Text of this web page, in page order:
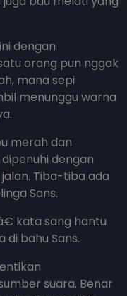
dengan
orang pun nggak
mana sepi
menunggu warna
merah dan
dengan
Tiba-tiba ada
Sans.
kata sang hantu
bahu Sans.
suara. Benar